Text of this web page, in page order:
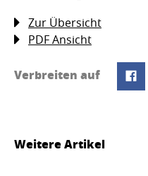
Zur Übersicht
PDF Ansicht
Verbreiten auf
Weitere Artikel